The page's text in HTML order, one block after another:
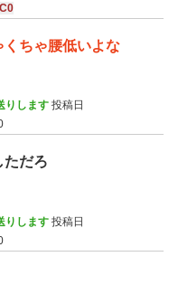
くちゃ腰低いよな
りします 投稿日
ただろ
りします 投稿日